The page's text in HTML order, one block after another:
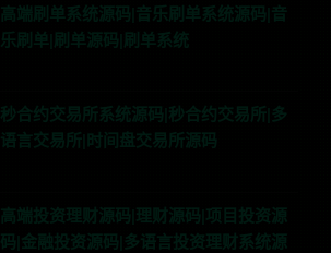
高端刷单系统源码|音乐刷单系统源码|音
乐刷单|刷单源码|刷单系统
秒合约交易所系统源码|秒合约交易所|多
语言交易所|时间盘交易所源码
高端投资理财源码|理财源码|项目投资源
码|金融投资源码|多语言投资理财系统源